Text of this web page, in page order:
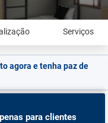
Serviços
agora e tenha paz de
para clientes